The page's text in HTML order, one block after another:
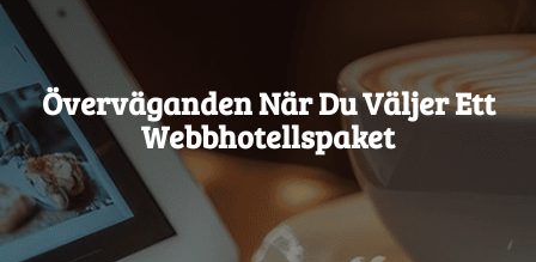
Överväganden När Du Väljer Ett
Webbhotellspaket